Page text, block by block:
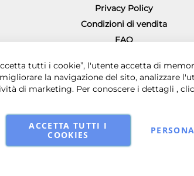
Privacy Policy
Condizioni di vendita
FAQ
€ i.v. - Sede legale in via Principe di Piemonte 199,